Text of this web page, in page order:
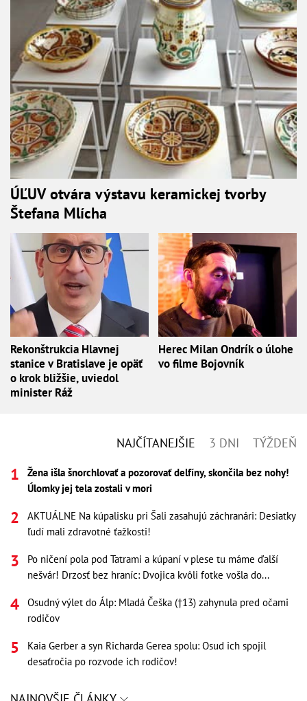
ÚĽUV otvára výstavu keramickej tvorby
Štefana Mlícha
Rekonštrukcia Hlavnej
stanice v Bratislave je opäť
o krok bližšie, uviedol
minister Ráž
Herec Milan Ondrík o úlohe
vo filme Bojovník
NAJČÍTANEJŠIE 3 DNI TÝŽDEŇ
Žena išla šnorchlovať a pozorovať delfíny, skončila bez nohy!
Úlomky jej tela zostali v mori
AKTUÁLNE Na kúpalisku pri Šali zasahujú záchranári: Desiatky
ľudí mali zdravotné ťažkosti!
Po ničení pola pod Tatrami a kúpaní v plese tu máme ďalší
nešvár! Drzosť bez hraníc: Dvojica kvôli fotke vošla do...
Osudný výlet do Álp: Mladá Češka (†13) zahynula pred očami
rodičov
Kaia Gerber a syn Richarda Gerea spolu: Osud ich spojil
desaťročia po rozvode ich rodičov!